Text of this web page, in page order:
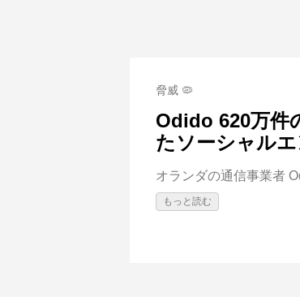
脅威 🦠
Odido 620万件
たソーシャル
オランダの通信事業者
もっと読む